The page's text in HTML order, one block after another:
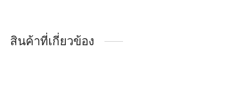
สินค้าที่เกี่ยวข้อง